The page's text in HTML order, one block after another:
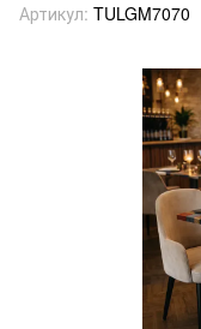
Артикул: TULGM7070